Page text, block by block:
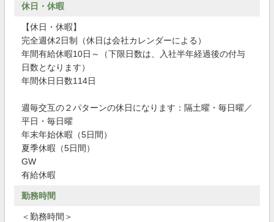
休日・休暇
【休日・休暇】
完全週休2日制（休日は会社カレンダーによる）
年間有給休暇10日～（下限日数は、入社半年経過後の付与
日数となります）
年間休日日数114日
週毎交互の２パターンの休日になります：隔土曜・毎日曜／
平日・毎日曜
年末年始休暇（5日間）
夏季休暇（5日間）
GW
有給休暇
勤務時間
＜勤務時間＞